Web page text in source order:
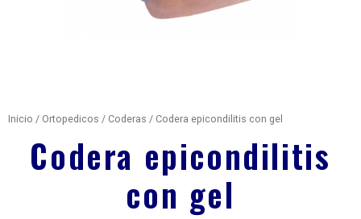
Inicio / Ortopedicos / Coderas / Codera epicondilitis con gel
Codera epicondilitis
con gel